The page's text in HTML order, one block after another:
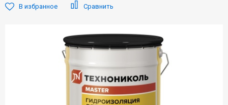
В избранное Сравнить